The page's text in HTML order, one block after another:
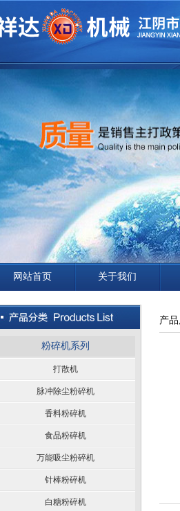
网站首页 关于我们
粉碎机系列
打散机
脉冲除尘粉碎机
香料粉碎机
食品粉碎机
万能吸尘粉碎机
针棒粉碎机
白糖粉碎机
产